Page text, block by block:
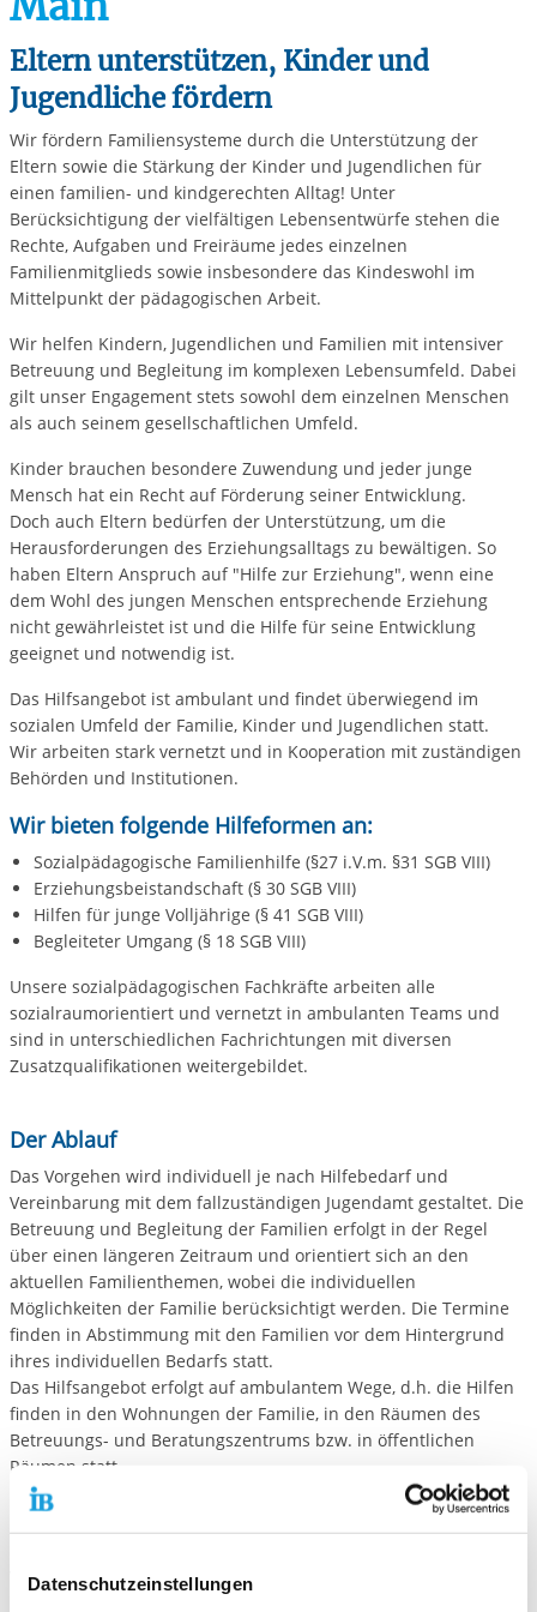
Datenschutzeinstellungen
Eltern unterstützen, Kinder und
Jugendliche fördern
Wir fördern Familiensysteme durch die Unterstützung der
Eltern sowie die Stärkung der Kinder und Jugendlichen für
einen familien- und kindgerechten Alltag! Unter
Berücksichtigung der vielfältigen Lebensentwürfe stehen die
Rechte, Aufgaben und Freiräume jedes einzelnen
Familienmitglieds sowie insbesondere das Kindeswohl im
Mittelpunkt der pädagogischen Arbeit.
Wir helfen Kindern, Jugendlichen und Familien mit intensiver
Betreuung und Begleitung im komplexen Lebensumfeld. Dabei
gilt unser Engagement stets sowohl dem einzelnen Menschen
als auch seinem gesellschaftlichen Umfeld.
Kinder brauchen besondere Zuwendung und jeder junge
Mensch hat ein Recht auf Förderung seiner Entwicklung.
Doch auch Eltern bedürfen der Unterstützung, um die
Herausforderungen des Erziehungsalltags zu bewältigen. So
haben Eltern Anspruch auf "Hilfe zur Erziehung", wenn eine
dem Wohl des jungen Menschen entsprechende Erziehung
nicht gewährleistet ist und die Hilfe für seine Entwicklung
geeignet und notwendig ist.
Das Hilfsangebot ist ambulant und findet überwiegend im
sozialen Umfeld der Familie, Kinder und Jugendlichen statt.
Wir arbeiten stark vernetzt und in Kooperation mit zuständigen
Behörden und Institutionen.
Wir bieten folgende Hilfeformen an:
Sozialpädagogische Familienhilfe (§27 i.V.m. §31 SGB VIII)
Erziehungsbeistandschaft (§ 30 SGB VIII)
Hilfen für junge Volljährige (§ 41 SGB VIII)
Begleiteter Umgang (§ 18 SGB VIII)
Unsere sozialpädagogischen Fachkräfte arbeiten alle
sozialraumorientiert und vernetzt in ambulanten Teams und
sind in unterschiedlichen Fachrichtungen mit diversen
Zusatzqualifikationen weitergebildet.
Der Ablauf
Das Vorgehen wird individuell je nach Hilfebedarf und
Vereinbarung mit dem fallzuständigen Jugendamt gestaltet. Die
Betreuung und Begleitung der Familien erfolgt in der Regel
über einen längeren Zeitraum und orientiert sich an den
aktuellen Familienthemen, wobei die individuellen
Möglichkeiten der Familie berücksichtigt werden. Die Termine
finden in Abstimmung mit den Familien vor dem Hintergrund
ihres individuellen Bedarfs statt.
Das Hilfsangebot erfolgt auf ambulantem Wege, d.h. die Hilfen
finden in den Wohnungen der Familie, in den Räumen des
Betreuungs- und Beratungszentrums bzw. in öffentlichen
Räumen statt.
Die Voraussetzungen
Voraussetzung für die Hilfe ist ein Antrag durch die Eltern (bzw.